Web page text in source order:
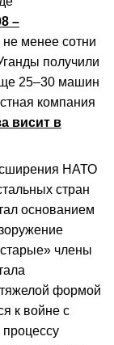
–
менее сотни
получили
25–30 машин
компания
висит в
НАТО
стран
основанием
члены
формой
к войне с